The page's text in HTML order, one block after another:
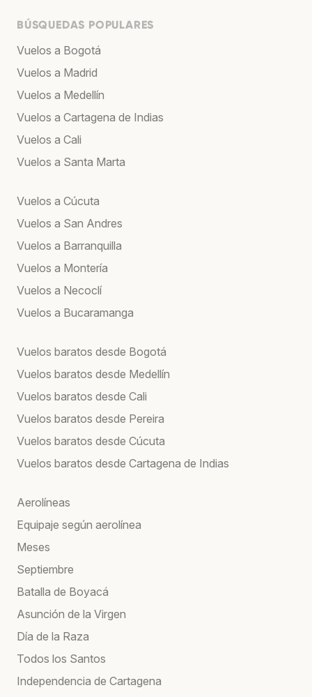
BÚSQUEDAS POPULARES
Vuelos a Bogotá
Vuelos a Madrid
Vuelos a Medellín
Vuelos a Cartagena de Indias
Vuelos a Cali
Vuelos a Santa Marta
Vuelos a Cúcuta
Vuelos a San Andres
Vuelos a Barranquilla
Vuelos a Montería
Vuelos a Necoclí
Vuelos a Bucaramanga
Vuelos baratos desde Bogotá
Vuelos baratos desde Medellín
Vuelos baratos desde Cali
Vuelos baratos desde Pereira
Vuelos baratos desde Cúcuta
Vuelos baratos desde Cartagena de Indias
Aerolíneas
Equipaje según aerolínea
Meses
Septiembre
Batalla de Boyacá
Asunción de la Virgen
Día de la Raza
Todos los Santos
Independencia de Cartagena